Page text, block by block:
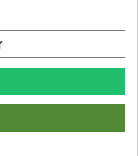
en Agricultura
AGRARES IBERIA SL.